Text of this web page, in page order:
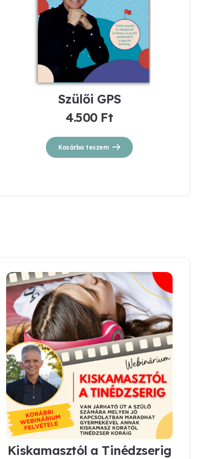
Szülői GPS
4.500 Ft
Kosárba teszem
Kiskamasztól a Tinédzserig